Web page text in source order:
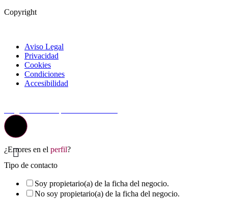
Copyright
Aviso Legal
Privacidad
Cookies
Condiciones
Accesibilidad
¿Errores en el perfil?
Tipo de contacto
Soy propietario(a) de la ficha del negocio.
No soy propietario(a) de la ficha del negocio.